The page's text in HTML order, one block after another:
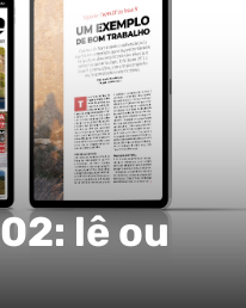
lê ou